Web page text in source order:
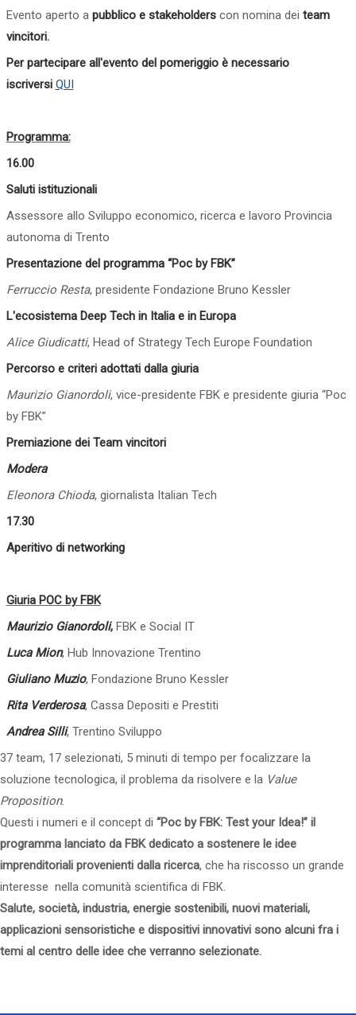
Evento aperto a pubblico e stakeholderscon nomina dei team
vincitori.
Per partecipare all'evento del pomeriggio è necessario
iscriversi QUI
Programma:
16.00
Saluti istituzionali
Assessore allo Sviluppo economico, ricerca e lavoro Provincia
autonoma di Trento
Presentazione del programma “Poc by FBK”
Ferruccio Resta, presidente Fondazione Bruno Kessler
L'ecosistema Deep Tech in Italia e in Europa
Alice Giudicatti, Head of Strategy Tech Europe Foundation
Percorso e criteri adottati dalla giuria
Maurizio Gianordoli, vice-presidente FBK e presidente giuria “Poc
by FBK”
Premiazione dei Team vincitori
Modera
Eleonora Chioda, giornalista Italian Tech
17.30
Aperitivo di networking
Giuria POC by FBK
Maurizio Gianordoli,FBK e Social IT
Luca Mion, Hub Innovazione Trentino
Giuliano Muzio, Fondazione Bruno Kessler
Rita Verderosa, Cassa Depositi e Prestiti
Andrea Silli, Trentino Sviluppo
37 team, 17 selezionati, 5 minuti di tempo per focalizzare la
soluzione tecnologica, il problema da risolvere e la Value
Proposition.
Questi i numeri e il concept di “Poc by FBK: Test your Idea!” il
programma lanciato da FBK dedicato a sostenere le idee
imprenditoriali provenienti dalla ricerca, che ha riscosso un grande
interesse nella comunità scientifica di FBK.
Salute, società, industria, energie sostenibili, nuovi materiali,
applicazioni sensoristiche e dispositivi innovativi sono alcuni fra i
temi al centro delle idee che verranno selezionate.